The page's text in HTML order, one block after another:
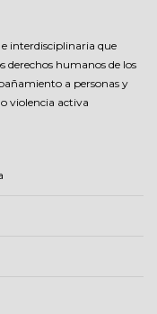
interdisciplinaria que
derechos humanos de los
a personas y
violencia activa